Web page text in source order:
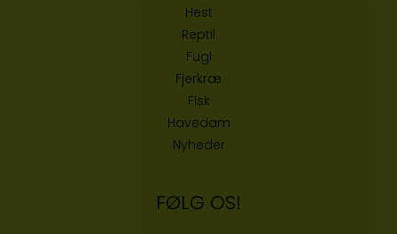
Hest
Reptil
Fugl
Fjerkræ
Fisk
Havedam
Nyheder
FØLG OS!